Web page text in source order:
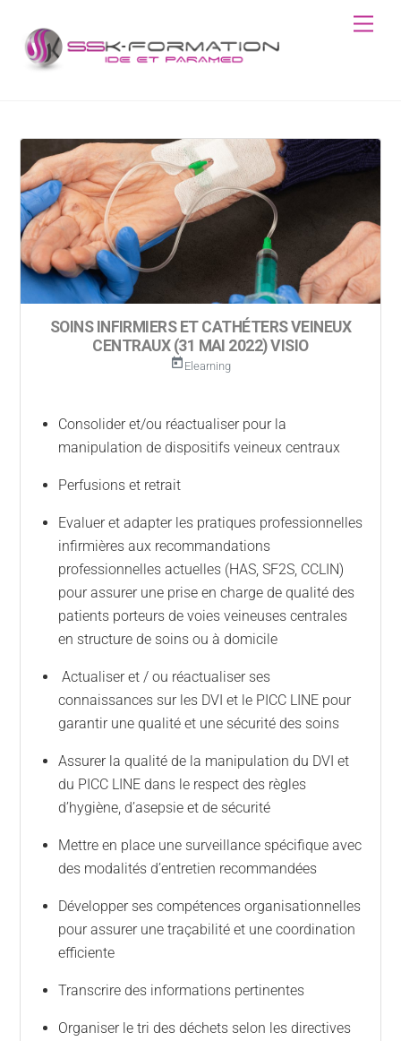
content
SOINS INFIRMIERS ET CATHÉTERS VEINEUX
CENTRAUX (31 MAI 2022) VISIO
today Elearning
Consolider et/ou réactualiser pour la
manipulation de dispositifs veineux centraux
Perfusions et retrait
Evaluer et adapter les pratiques professionnelles
infirmières aux recommandations
professionnelles actuelles (HAS, SF2S, CCLIN)
pour assurer une prise en charge de qualité des
patients porteurs de voies veineuses centrales
en structure de soins ou à domicile
Actualiser et / ou réactualiser ses
connaissances sur les DVI et le PICC LINE pour
garantir une qualité et une sécurité des soins
Assurer la qualité de la manipulation du DVI et
du PICC LINE dans le respect des règles
d’hygiène, d’asepsie et de sécurité
Mettre en place une surveillance spécifique avec
des modalités d’entretien recommandées
Développer ses compétences organisationnelles
pour assurer une traçabilité et une coordination
efficiente
Transcrire des informations pertinentes
Organiser le tri des déchets selon les directives